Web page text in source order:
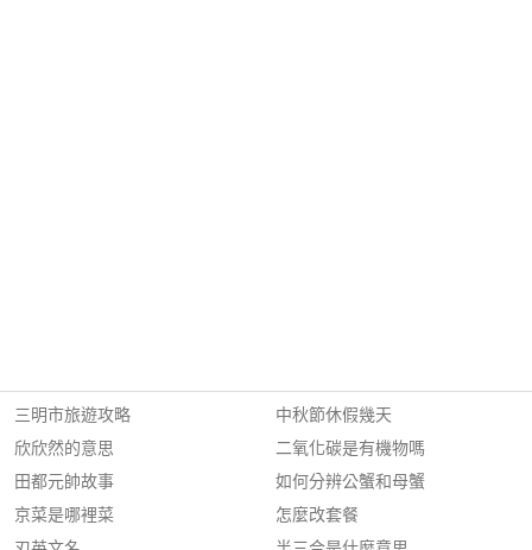
三明市旅遊攻略
欣欣然的意思
田都元帥故事
京菜是哪裡菜
中秋節休假幾天
二氧化碳是有機物嗎
如何分辨公蟹和母蟹
怎麼改套餐